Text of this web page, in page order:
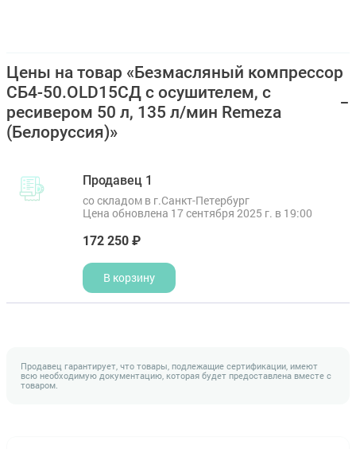
Цены на товар «Безмасляный компрессор
СБ4-50.OLD15СД с осушителем, с
ресивером 50 л, 135 л/мин Remeza
(Белоруссия)»
Продавец 1
со складом в г.Санкт-Петербург
Цена обновлена 17 сентября 2025 г. в 19:00
172 250 ₽
В корзину
Продавец гарантирует, что товары, подлежащие сертификации, имеют
всю необходимую документацию, которая будет предоставлена вместе с
товаром.